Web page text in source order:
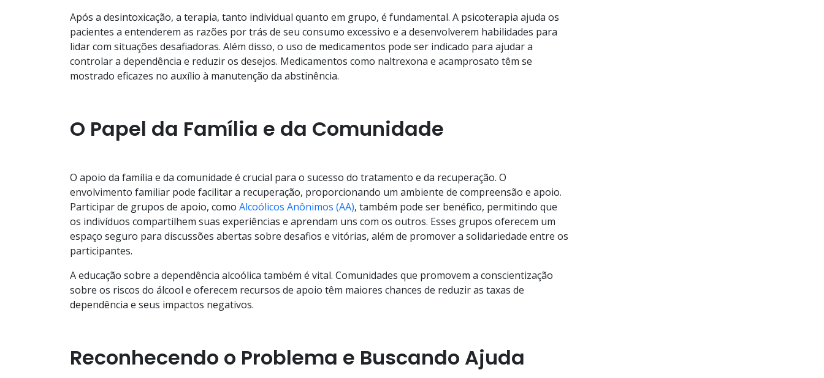
Após a desintoxicação, a terapia, tanto individual quanto em grupo, é fundamental. A psicoterapia ajuda os
pacientes a entenderem as razões por trás de seu consumo excessivo e a desenvolverem habilidades para
lidar com situações desafiadoras. Além disso, o uso de medicamentos pode ser indicado para ajudar a
controlar a dependência e reduzir os desejos. Medicamentos como naltrexona e acamprosato têm se
mostrado eficazes no auxílio à manutenção da abstinência.
O Papel da Família e da Comunidade
O apoio da família e da comunidade é crucial para o sucesso do tratamento e da recuperação. O
envolvimento familiar pode facilitar a recuperação, proporcionando um ambiente de compreensão e apoio.
Participar de grupos de apoio, como Alcoólicos Anônimos (AA), também pode ser benéfico, permitindo que
os indivíduos compartilhem suas experiências e aprendam uns com os outros. Esses grupos oferecem um
espaço seguro para discussões abertas sobre desafios e vitórias, além de promover a solidariedade entre os
participantes.
A educação sobre a dependência alcoólica também é vital. Comunidades que promovem a conscientização
sobre os riscos do álcool e oferecem recursos de apoio têm maiores chances de reduzir as taxas de
dependência e seus impactos negativos.
Reconhecendo o Problema e Buscando Ajuda